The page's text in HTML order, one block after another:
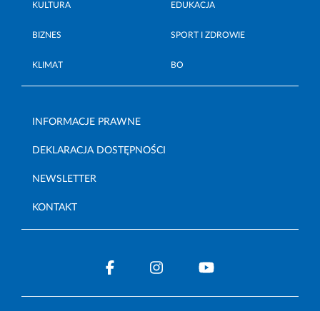
KULTURA EDUKACJA
BIZNES SPORT I ZDROWIE
KLIMAT BO
INFORMACJE PRAWNE
DEKLARACJA DOSTĘPNOŚCI
NEWSLETTER
KONTAKT